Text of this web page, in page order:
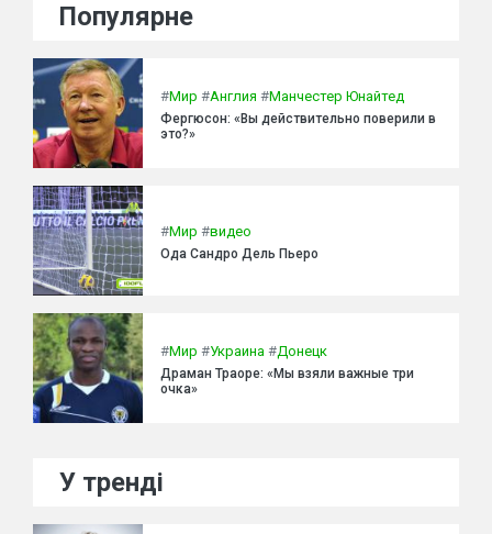
Популярне
#Мир #Англия #Манчестер Юнайтед
Фергюсон: «Вы действительно поверили в
это?»
#Мир #видео
Ода Сандро Дель Пьеро
#Мир #Украина #Донецк
Драман Траоре: «Мы взяли важные три
очка»
У тренді